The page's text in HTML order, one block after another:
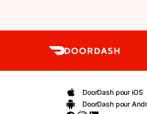
DoorDash pour iOS
DoorDash pour